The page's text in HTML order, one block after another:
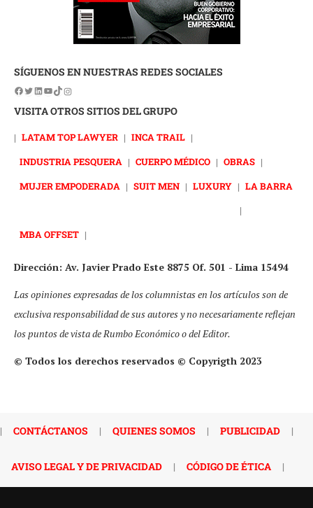
SÍGUENOS EN NUESTRAS REDES SOCIALES
VISITA OTROS SITIOS DEL GRUPO
| LATAM TOP LAWYER | INCA TRAIL |
INDUSTRIA PESQUERA | CUERPO MÉDICO | OBRAS |
MUJER EMPODERADA | SUIT MEN | LUXURY | LA BARRA
|
MBA OFFSET |
Dirección: Av. Javier Prado Este 8875 Of. 501 - Lima 15494
Las opiniones expresadas de los columnistas en los artículos son de
exclusiva responsabilidad de sus autores y no necesariamente reflejan
los puntos de vista de Rumbo Económico o del Editor.
© Todos los derechos reservados © Copyrigth 2023
| CONTÁCTANOS | QUIENES SOMOS | PUBLICIDAD |
AVISO LEGAL Y DE PRIVACIDAD | CÓDIGO DE ÉTICA |